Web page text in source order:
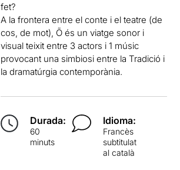
fet?
A la frontera entre el conte i el teatre (de
cos, de mot), Õ és un viatge sonor i
visual teixit entre 3 actors i 1 músic
provocant una simbiosi entre la Tradició i
la dramatúrgia contemporània.
Durada:
60
minuts
Idioma:
Francès
subtitulat
al català